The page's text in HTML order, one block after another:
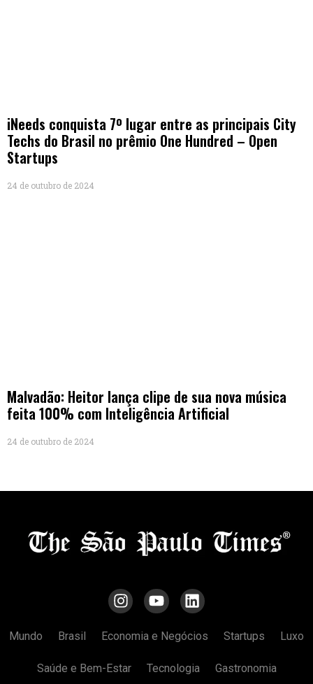
iNeeds conquista 7º lugar entre as principais City
Techs do Brasil no prêmio One Hundred – Open
Startups
24 de outubro de 2024
Malvadão: Heitor lança clipe de sua nova música
feita 100% com Inteligência Artificial
24 de outubro de 2024
Mundo Brasil Economia e Negócios Startups Luxo
Saúde e Bem-Estar Tecnologia Gastronomia